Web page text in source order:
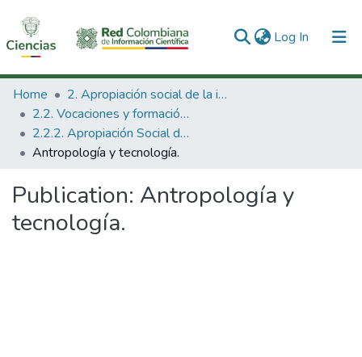
Log In (current)
Communities & Collections
All of DSpace
Statistics
Home
2. Apropiación social de la información en Ciencia Tecnología e Innovación
2.2. Vocaciones y formación de la CTeI
2.2.2. Apropiación Social del Conocimiento
Antropología y tecnología.
Publication: Antropología y
tecnología.